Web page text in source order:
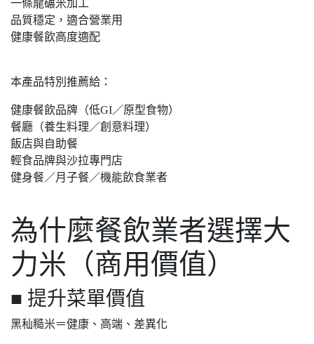
一條龍碾米加工
品質穩定，適合營業用
健康餐飲高度適配
本產品特別推薦給：
健康餐飲品牌（低GI／原型食物）
餐廳（養生料理／創意料理）
飯店與自助餐
輕食品牌與沙拉專門店
健身餐／月子餐／機能飲食業者
為什麼餐飲業者選擇大
力米（商用價值）
■ 提升菜單價值
黑秈糙米＝健康、高端、差異化